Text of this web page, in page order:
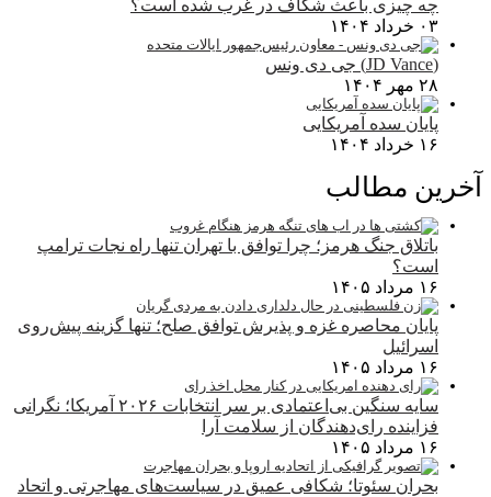
چه چیزی باعث شکاف در غرب شده است؟
۰۳ خرداد ۱۴۰۴
(JD Vance) جی دی ونس
۲۸ مهر ۱۴۰۴
پایان سده آمریکایی
۱۶ خرداد ۱۴۰۴
آخرین مطالب
باتلاق جنگ هرمز؛ چرا توافق با تهران تنها راه نجات ترامپ
است؟
۱۶ مرداد ۱۴۰۵
پایان محاصره غزه و پذیرش توافق صلح؛ تنها گزینه پیش‌روی
اسرائیل
۱۶ مرداد ۱۴۰۵
سایه سنگین بی‌اعتمادی بر سر انتخابات ۲۰۲۶ آمریکا؛ نگرانی
فزاینده رای‌دهندگان از سلامت آرا
۱۶ مرداد ۱۴۰۵
بحران سئوتا؛ شکافی عمیق در سیاست‌های مهاجرتی و اتحاد